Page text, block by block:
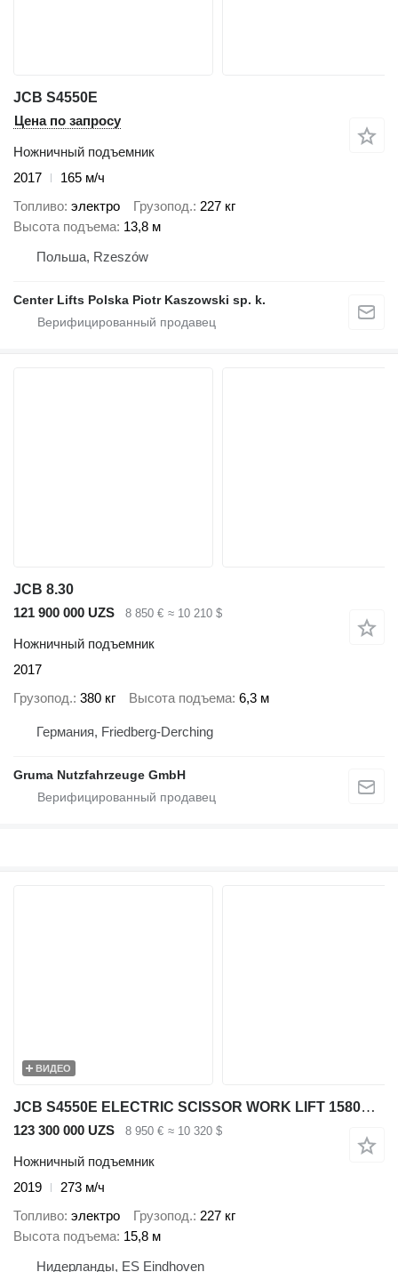
JCB S4550E
Цена по запросу
Ножничный подъемник
2017
165 м/ч
Топливо электро Грузопод. 227 кг
Высота подъема 13,8 м
Польша, Rzeszów
Center Lifts Polska Piotr Kaszowski sp. k.
JCB 8.30
121 900 000 UZS
8 850 € ≈ 10 210 $
Ножничный подъемник
2017
Грузопод. 380 кг Высота подъема 6,3 м
Германия, Friedberg-Derching
Gruma Nutzfahrzeuge GmbH
ВИДЕО
JCB S4550E ELECTRIC SCISSOR WORK LIFT 1580CM 2019 273HRS 2536780
123 300 000 UZS 8 950 € ≈ 10 320 $
Ножничный подъемник
2019
273 м/ч
Топливо электро Грузопод. 227 кг
Высота подъема 15,8 м
Нидерланды, ES Eindhoven